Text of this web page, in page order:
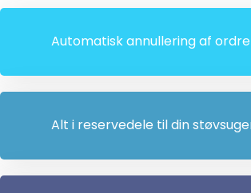
Automatisk annullering af ordre
Alt i reservedele til din